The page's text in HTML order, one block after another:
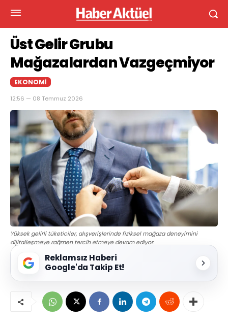
Üst Gelir Grubu
Mağazalardan Vazgeçmiyor
EKONOMI
12:56 — 08 Temmuz 2026
Yüksek gelirli tüketiciler, alışverişlerinde fiziksel mağaza deneyimini
dijitalleşmeye rağmen tercih etmeye devam ediyor.
Reklamsız Haberi
Google'da Takip Et!